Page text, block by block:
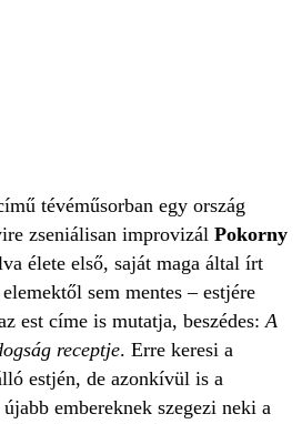
tévéműsorban egy ország
zseniálisan improvizál Pokorny
élete első, saját maga által írt
sem mentes – estjére
est címe is mutatja, beszédes:A
receptje. Erre keresi a
estjén, de azonkívül is a
embereknek szegezi neki a